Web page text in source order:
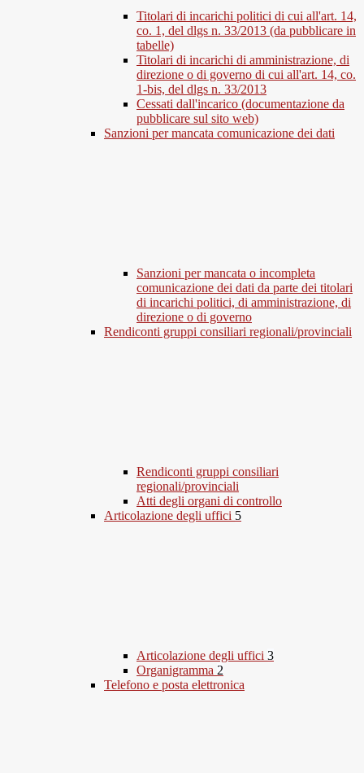
Titolari di incarichi politici di cui all'art. 14,
co. 1, del dlgs n. 33/2013 (da pubblicare in
tabelle)
Titolari di incarichi di amministrazione, di
direzione o di governo di cui all'art. 14, co.
1-bis, del dlgs n. 33/2013
Cessati dall'incarico (documentazione da
pubblicare sul sito web)
Sanzioni per mancata comunicazione dei dati
Sanzioni per mancata o incompleta
comunicazione dei dati da parte dei titolari
di incarichi politici, di amministrazione, di
direzione o di governo
Rendiconti gruppi consiliari regionali/provinciali
Rendiconti gruppi consiliari
regionali/provinciali
Atti degli organi di controllo
Articolazione degli uffici 5
Articolazione degli uffici 3
Organigramma 2
Telefono e posta elettronica